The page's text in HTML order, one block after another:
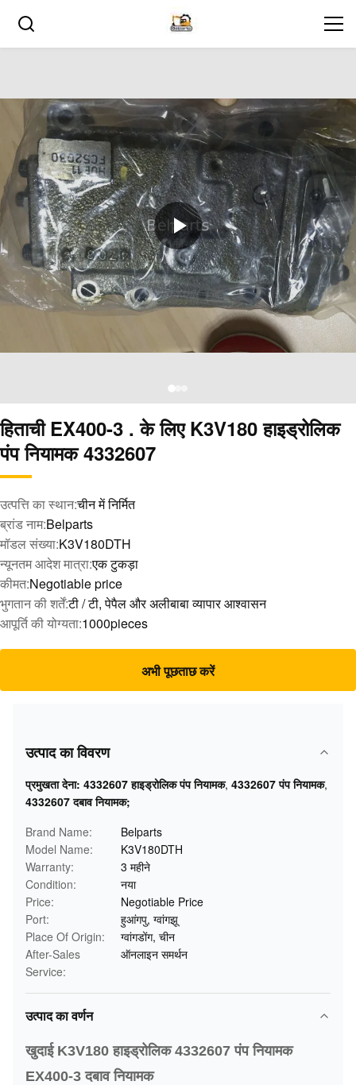
हिताची EX400-3 . के लिए K3V180 हाइड्रोलिक
पंप नियामक 4332607
उत्पत्ति का स्थान:चीन में निर्मित
ब्रांड नाम:Belparts
मॉडल संख्या:K3V180DTH
न्यूनतम आदेश मात्रा:एक टुकड़ा
कीमत:Negotiable price
भुगतान की शर्तें:टी / टी, पेपैल और अलीबाबा व्यापार आश्वासन
आपूर्ति की योग्यता:1000pieces
अभी पूछताछ करें
उत्पाद का विवरण
प्रमुखता देना: 4332607 हाइड्रोलिक पंप नियामक, 4332607 पंप नियामक,
4332607 दबाव नियामक;
Brand Name:
Belparts
Model Name:
K3V180DTH
Warranty:
3 महीने
Condition:
नया
Price:
Negotiable Price
Port:
हुआंगपु, ग्वांगझू
Place Of Origin:
ग्वांगडोंग, चीन
After-Sales
Service:
ऑनलाइन समर्थन
उत्पाद का वर्णन
खुदाई K3V180 हाइड्रोलिक 4332607 पंप नियामक
EX400-3 दबाव नियामक